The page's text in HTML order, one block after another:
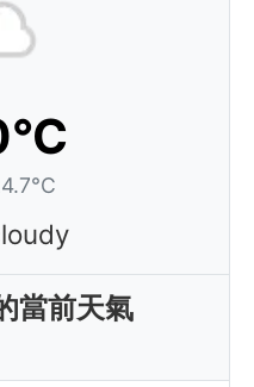
當前天氣